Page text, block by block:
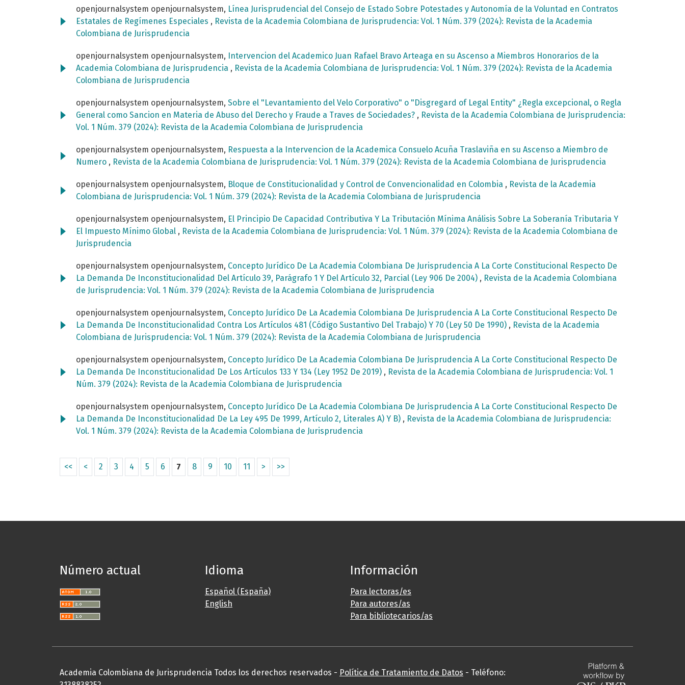
openjournalsystem openjournalsystem, Línea Jurisprudencial del Consejo de Estado Sobre Potestades y Autonomía de la Voluntad en Contratos
Estatales de Regímenes Especiales , Revista de la Academia Colombiana de Jurisprudencia: Vol. 1 Núm. 379 (2024): Revista de la Academia
Colombiana de Jurisprudencia
openjournalsystem openjournalsystem, Intervencion del Academico Juan Rafael Bravo Arteaga en su Ascenso a Miembros Honorarios de la
Academia Colombiana de Jurisprudencia , Revista de la Academia Colombiana de Jurisprudencia: Vol. 1 Núm. 379 (2024): Revista de la Academia
Colombiana de Jurisprudencia
openjournalsystem openjournalsystem, Sobre el "Levantamiento del Velo Corporativo" o "Disgregard of Legal Entity" ¿Regla excepcional, o Regla
General como Sancion en Materia de Abuso del Derecho y Fraude a Traves de Sociedades? , Revista de la Academia Colombiana de Jurisprudencia:
Vol. 1 Núm. 379 (2024): Revista de la Academia Colombiana de Jurisprudencia
openjournalsystem openjournalsystem, Respuesta a la Intervencion de la Academica Consuelo Acuña Traslaviña en su Ascenso a Miembro de
Numero , Revista de la Academia Colombiana de Jurisprudencia: Vol. 1 Núm. 379 (2024): Revista de la Academia Colombiana de Jurisprudencia
openjournalsystem openjournalsystem, Bloque de Constitucionalidad y Control de Convencionalidad en Colombia , Revista de la Academia
Colombiana de Jurisprudencia: Vol. 1 Núm. 379 (2024): Revista de la Academia Colombiana de Jurisprudencia
openjournalsystem openjournalsystem, El Principio De Capacidad Contributiva Y La Tributación Mínima Análisis Sobre La Soberanía Tributaria Y
El Impuesto Mínimo Global , Revista de la Academia Colombiana de Jurisprudencia: Vol. 1 Núm. 379 (2024): Revista de la Academia Colombiana de
Jurisprudencia
openjournalsystem openjournalsystem, Concepto Jurídico De La Academia Colombiana De Jurisprudencia A La Corte Constitucional Respecto De
La Demanda De Inconstitucionalidad Del Artículo 39, Parágrafo 1 Y Del Artículo 32, Parcial (Ley 906 De 2004) , Revista de la Academia Colombiana
de Jurisprudencia: Vol. 1 Núm. 379 (2024): Revista de la Academia Colombiana de Jurisprudencia
openjournalsystem openjournalsystem, Concepto Jurídico De La Academia Colombiana De Jurisprudencia A La Corte Constitucional Respecto De
La Demanda De Inconstitucionalidad Contra Los Artículos 481 (Código Sustantivo Del Trabajo) Y 70 (Ley 50 De 1990) , Revista de la Academia
Colombiana de Jurisprudencia: Vol. 1 Núm. 379 (2024): Revista de la Academia Colombiana de Jurisprudencia
openjournalsystem openjournalsystem, Concepto Jurídico De La Academia Colombiana De Jurisprudencia A La Corte Constitucional Respecto De
La Demanda De Inconstitucionalidad De Los Artículos 133 Y 134 (Ley 1952 De 2019) , Revista de la Academia Colombiana de Jurisprudencia: Vol. 1
Núm. 379 (2024): Revista de la Academia Colombiana de Jurisprudencia
openjournalsystem openjournalsystem, Concepto Jurídico De La Academia Colombiana De Jurisprudencia A La Corte Constitucional Respecto De
La Demanda De Inconstitucionalidad De La Ley 495 De 1999, Artículo 2, Literales A) Y B) , Revista de la Academia Colombiana de Jurisprudencia:
Vol. 1 Núm. 379 (2024): Revista de la Academia Colombiana de Jurisprudencia
<< < 2 3 4 5 6 7 8 9 10 11 > >>
Número actual Idioma
Español (España)
English
Información
Para lectoras/es
Para autores/as
Para bibliotecarios/as
Academia Colombiana de Jurisprudencia Todos los derechos reservados - Política de Tratamiento de Datos - Teléfono: